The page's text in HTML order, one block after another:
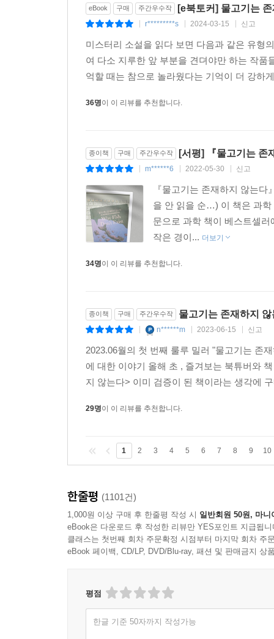
eBook 구매 주간우수작 [e북토커] 물고기는
r*********s 2024-03-15 신고
미스터리 소설을 읽다 보면 다음과 같은 유형
여 다소 지루한 앞 부분을 견뎌야만 하는 작
억할 때는 참으로 놀라웠다는 기억이 더 강하
36명이 이 리뷰를 추천합니다.
종이책 구매 주간우수작 [서평] 『물고기는 존
m******6 2022-05-30 신고
『물고기는 존재하지 않는
을 안 읽을 순…) 이 책은 과학
문으로 과학 책이 베스트셀
작은 경이... 더보기
34명이 이 리뷰를 추천합니다.
종이책 구매 주간우수작 물고기는 존재하지
n******m 2023-06-15 신고
2023.06월의 첫 번째 룰루 밀러 "물고기는
에 대한 이야기 올해 초 , 즐겨보는 북튜버와
지 않는다> 이미 검증이 된 책이라는 생각에
29명이 이 리뷰를 추천합니다.
1 2 3 4 5 6 7 8 9 10
한줄평 (1101건)
1,000원 이상 구매 후 한줄평 작성 시 일반회원 50원, 마니
eBook은 다운로드 후 작성한 리뷰만 YES포인트 지급됩니
클래스는 첫번째 회차 주문확정 시점부터 마지막 회차 주
eBook 페이백, CD/LP, DVD/Blu-ray, 패션 및 판매금지 상
평점
한글 기준 50자까지 작성가능